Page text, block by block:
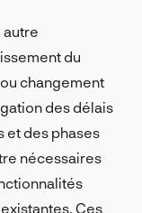
autre
du
changement
des délais
et des phases
nécessaires
Ces